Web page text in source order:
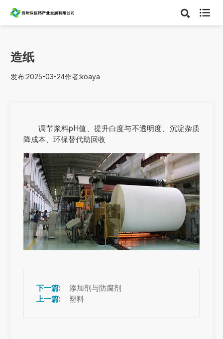

造纸
发布:2025-03-24作者:koaya
调节浆料pH值、提升白度与不透明度、沉淀杂质
降成本、环保替代助回收
添加剂与防腐剂
塑料